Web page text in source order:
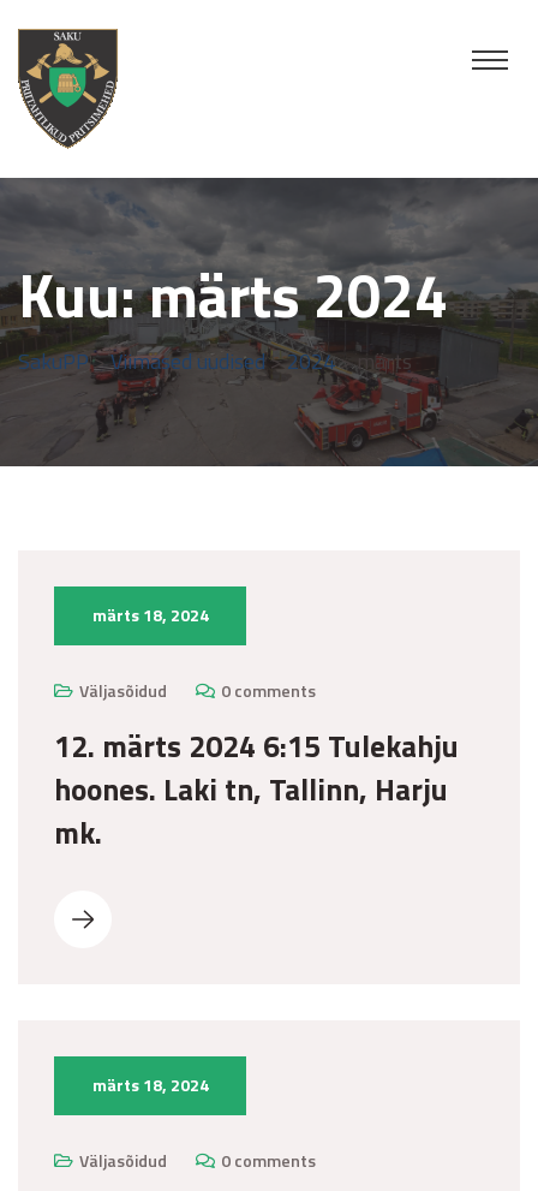
Kuu:märts 2024
SakuPP>Viimased uudised>2024> märts
märts 18, 2024
Väljasõidud 0 comments
12. märts 2024 6:15 Tulekahju
hoones. Laki tn, Tallinn, Harju
mk.
märts 18, 2024
Väljasõidud 0 comments